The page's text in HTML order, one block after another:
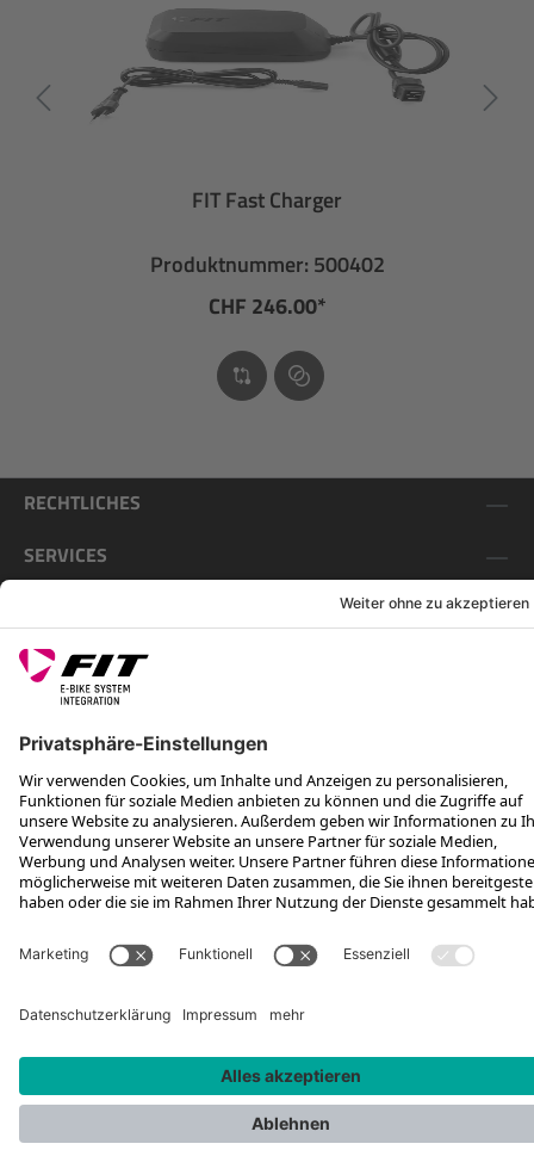
FIT Fast Charger
Produktnummer: 500402
CHF 246.00*
RECHTLICHES
SERVICES
FOLGE UNS AUF
*Unverbindliche Preisempfehlung inkl. MwSt. zzgl. Versandkosten und
VEG